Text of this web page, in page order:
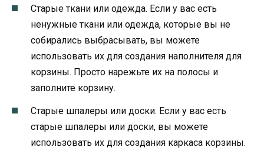
Старые ткани или одежда. Если у вас есть
ненужные ткани или одежда, которые вы не
собирались выбрасывать, вы можете
использовать их для создания наполнителя для
корзины. Просто нарежьте их на полосы и
заполните корзину.
Старые шпалеры или доски. Если у вас есть
старые шпалеры или доски, вы можете
использовать их для создания каркаса корзины.